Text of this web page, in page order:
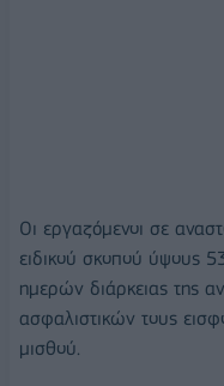
Οι εργαζόμενοι σε
ειδικού σκοπού ύψους
ημερών διάρκειας της
ασφαλιστικών τους
μισθού.